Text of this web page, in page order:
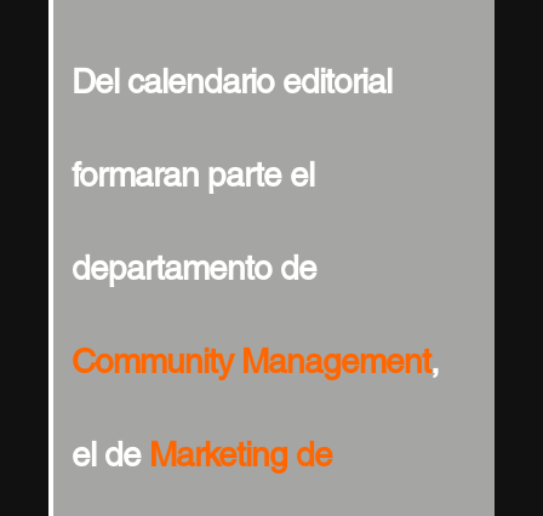
Del calendario editorial
formaran parte el
departamento de
Community Management,
el de Marketing de